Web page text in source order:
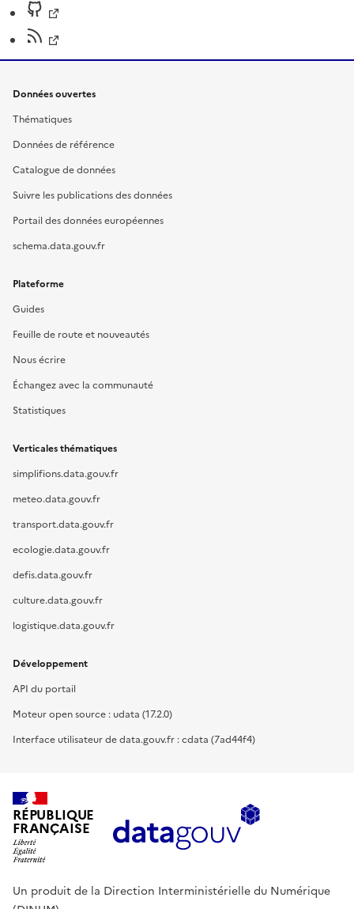
Données ouvertes
Thématiques
Données de référence
Catalogue de données
Suivre les publications des données
Portail des données européennes
schema.data.gouv.fr
Plateforme
Guides
Feuille de route et nouveautés
Nous écrire
Échangez avec la communauté
Statistiques
Verticales thématiques
simplifions.data.gouv.fr
meteo.data.gouv.fr
transport.data.gouv.fr
ecologie.data.gouv.fr
defis.data.gouv.fr
culture.data.gouv.fr
logistique.data.gouv.fr
Développement
API du portail
Moteur open source : udata (17.2.0)
Interface utilisateur de data.gouv.fr : cdata (7ad44f4)
RÉPUBLIQUE
FRANÇAISE
Un produit de la Direction Interministérielle du Numérique